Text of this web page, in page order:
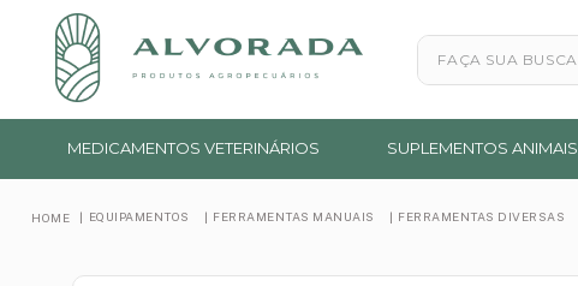
Faça sua busca...
MEDICAMENTOS VETERINÁRIOS SUPLEMENTOS ANIMAIS
EQUIPAMENTOS FERRAMENTAS MANUAIS FERRAMENTAS DIVERSAS